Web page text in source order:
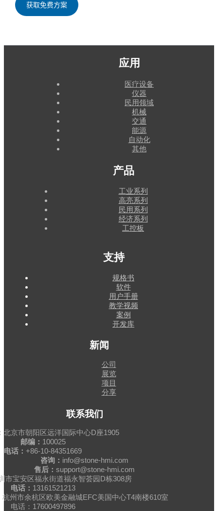
应用
医疗设备
仪器
民用领域
机械
交通
能源
自动化
其他
产品
工业系列
高亮系列
民用系列
经济系列
工控板
支持
规格书
软件
用户手册
教学视频
案例
开发库
新闻
公司
展览
项目
分享
联系我们
北京市朝阳区远洋国际中心D座1905
邮编： 100025
电话： +86-10-84351669
咨询： info@stone-hmi.com
售后： support@stone-hmi.com
市宝安区福永街道福永智荟园D栋308房
电话： 13161521213
杭州市余杭区欧美金融城EFC美国中心T4南楼610室
电话：17600497896